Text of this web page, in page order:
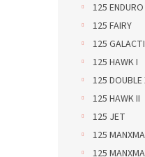
125
125 FAIRY
125
125 HAWK I
125 DOUBLE
125 HAWK II
125 JET
125
125